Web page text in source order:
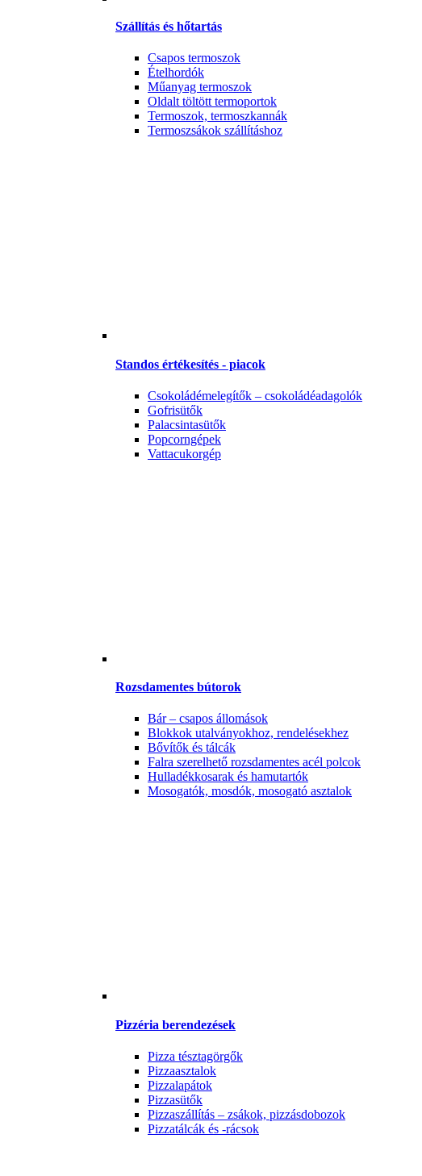
Szállítás és hőtartás
Csapos termoszok
Ételhordók
Műanyag termoszok
Oldalt töltött termoportok
Termoszok, termoszkannák
Termoszsákok szállításhoz
Standos értékesítés - piacok
Csokoládémelegítők – csokoládéadagolók
Gofrisütők
Palacsintasütők
Popcorngépek
Vattacukorgép
Rozsdamentes bútorok
Bár – csapos állomások
Blokkok utalványokhoz, rendelésekhez
Bővítők és tálcák
Falra szerelhető rozsdamentes acél polcok
Hulladékkosarak és hamutartók
Mosogatók, mosdók, mosogató asztalok
Pizzéria berendezések
Pizza tésztagörgők
Pizzaasztalok
Pizzalapátok
Pizzasütők
Pizzaszállítás – zsákok, pizzásdobozok
Pizzatálcák és -rácsok